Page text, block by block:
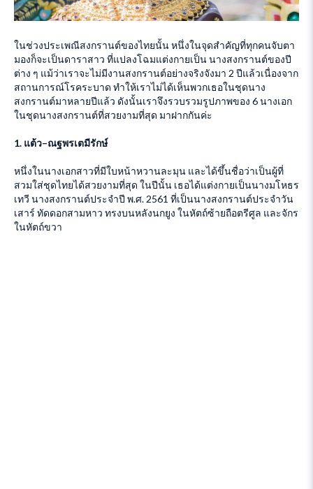
ในช่วงประเพณีสงกรานต์ของไทยนั้น หนึ่งในจุดสำคัญที่ทุกคนจับตา
มองก็จะเป็นดาราสาว ที่แปลงโฉมแต่งกายเป็น นางสงกรานต์ของปี
ต่าง ๆ แม้ว่าเราจะไม่มีงานสงกรานต์อย่างจริงจังมา 2 ปีแล้วเนื่องจาก
สถานการณ์โรคระบาด ทำให้เราไม่ได้เห็นพวกเธอในชุดนาง
สงกรานต์มาหลายปีแล้ว ดังนั้นเราจึงรวบรวมรูปภาพของ 6 นางเอก
ในชุดนางสงกรานต์ที่สวยงามที่สุด มาฝากกันค่ะ
1. แต้ว–ณฐพรเตมีรักษ์
หนึ่งในนางเอกสาวที่มีใบหน้าหวานละมุน และได้ขึ้นชื่อว่าเป็นผู้ที่
สวมใส่ชุดไทยได้สวยงามที่สุด ในปีนั้น เธอได้แต่งกายเป็นนางมโหธร
เทวี นางสงกรานต์ประจำปี พ.ศ. 2561 ที่เป็นนางสงกรานต์ประจำวัน
เสาร์ ทัดดอกสามหาว ทรงบนหลังนกยูง ในหัตถ์ซ้ายถือตรีศูล และจักร
ในหัตถ์ขวา